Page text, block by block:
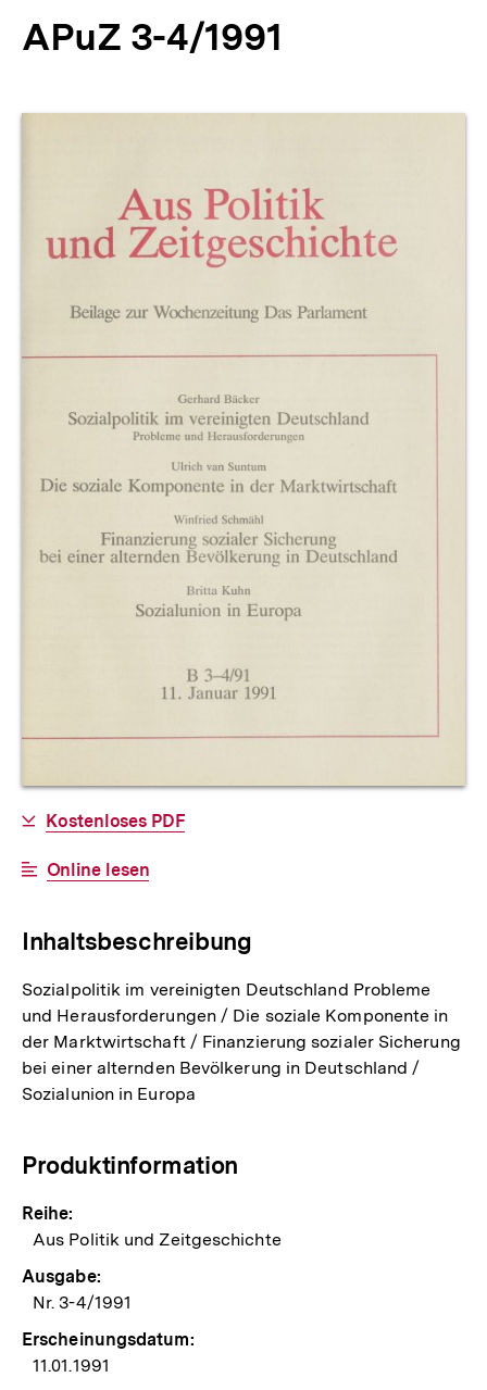
APuZ 3-4/1991
Allgemeine
Informationen
Download-
Kostenloses PDF
Interner
Online lesen
Inhaltsbeschreibung
Sozialpolitik im vereinigten Deutschland Probleme
und Herausforderungen / Die soziale Komponente in
der Marktwirtschaft / Finanzierung sozialer Sicherung
bei einer alternden Bevölkerung in Deutschland /
Sozialunion in Europa
Produktinformation
Reihe:
Aus Politik und Zeitgeschichte
Ausgabe:
Nr. 3-4/1991
Erscheinungsdatum:
11.01.1991